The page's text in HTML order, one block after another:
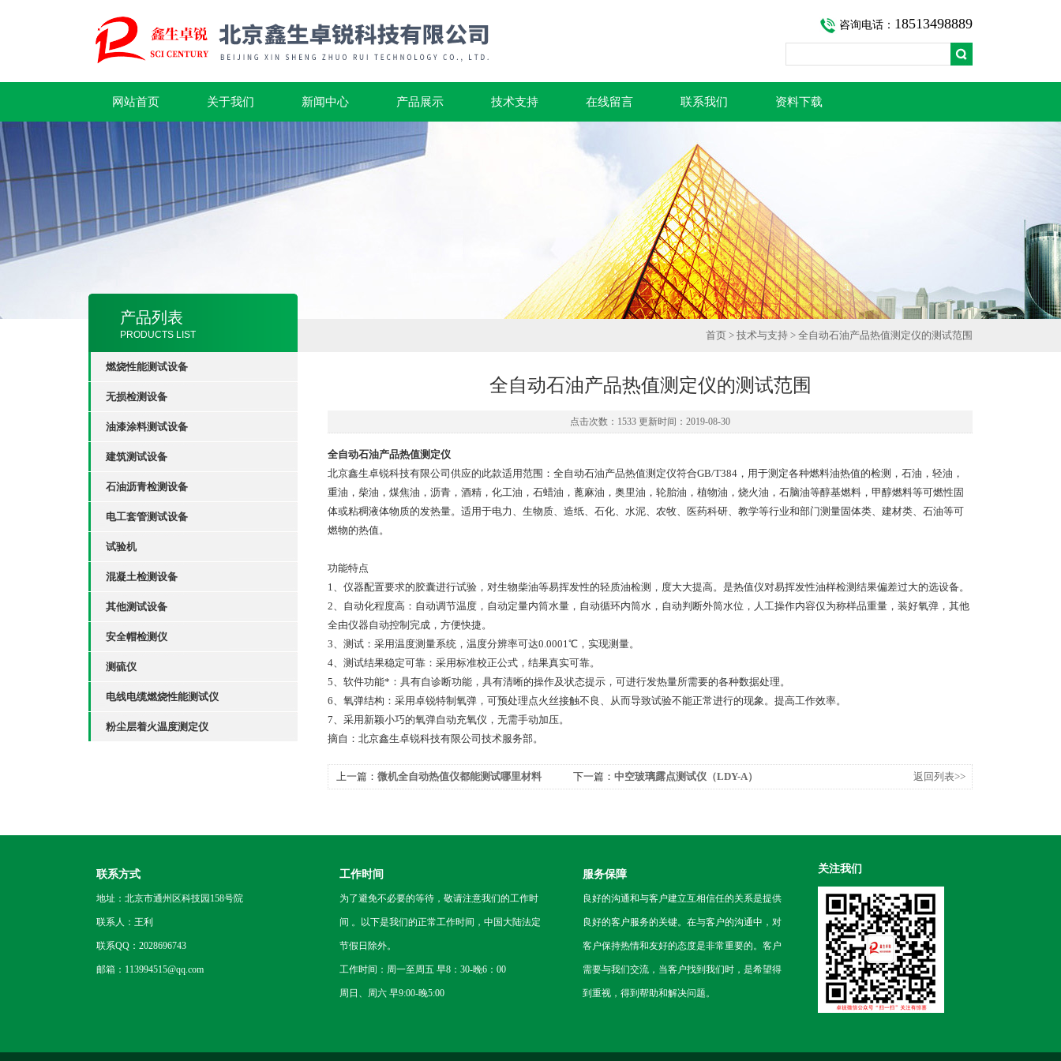
咨询电话： 18513498889
网站首页 关于我们 新闻中心 产品展示 技术支持 在线留言 联系我们 资料下载
产品列表
PRODUCTS LIST
燃烧性能测试设备
无损检测设备
油漆涂料测试设备
建筑测试设备
石油沥青检测设备
电工套管测试设备
试验机
混凝土检测设备
其他测试设备
安全帽检测仪
测硫仪
电线电缆燃烧性能测试仪
粉尘层着火温度测定仪
首页 > 技术与支持 > 全自动石油产品热值测定仪的测试范围
全自动石油产品热值测定仪的测试范围
点击次数：1533 更新时间：2019-08-30
全自动石油产品热值测定仪
北京鑫生卓锐科技有限公司供应的此款适用范围：全自动石油产品热值测定仪符合GB/T384，用于测定各种燃料油热值的检测，石油，轻油，
重油，柴油，煤焦油，沥青，酒精，化工油，石蜡油，蓖麻油，奥里油，轮胎油，植物油，烧火油，石脑油等醇基燃料，甲醇燃料等可燃性固
体或粘稠液体物质的发热量。适用于电力、生物质、造纸、石化、水泥、农牧、医药科研、教学等行业和部门测量固体类、建材类、石油等可
燃物的热值。
功能特点
1、仪器配置要求的胶囊进行试验，对生物柴油等易挥发性的轻质油检测，度大大提高。是热值仪对易挥发性油样检测结果偏差过大的选设备。
2、自动化程度高：自动调节温度，自动定量内筒水量，自动循环内筒水，自动判断外筒水位，人工操作内容仅为称样品重量，装好氧弹，其他
全由仪器自动控制完成，方便快捷。
3、测试：采用温度测量系统，温度分辨率可达0.0001℃，实现测量。
4、测试结果稳定可靠：采用标准校正公式，结果真实可靠。
5、软件功能*：具有自诊断功能，具有清晰的操作及状态提示，可进行发热量所需要的各种数据处理。
6、氧弹结构：采用卓锐特制氧弹，可预处理点火丝接触不良、从而导致试验不能正常进行的现象。提高工作效率。
7、采用新颖小巧的氧弹自动充氧仪，无需手动加压。
摘自：北京鑫生卓锐科技有限公司技术服务部。
上一篇： 微机全自动热值仪都能测试哪里材料 下一篇： 中空玻璃露点测试仪（LDY-A） 返回列表>>
联系方式
地址：北京市通州区科技园158号院
联系人：王利
联系QQ：2028696743
邮箱：113994515@qq.com
工作时间
为了避免不必要的等待，敬请注意我们的工作时
间 。以下是我们的正常工作时间，中国大陆法定
节假日除外。
工作时间：周一至周五 早8：30-晚6：00
周日、周六 早9:00-晚5:00
服务保障
良好的沟通和与客户建立互相信任的关系是提供
良好的客户服务的关键。在与客户的沟通中，对
客户保持热情和友好的态度是非常重要的。客户
需要与我们交流，当客户找到我们时，是希望得
到重视，得到帮助和解决问题。
关注我们